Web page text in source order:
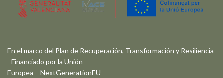
En el marco del Plan de Recuperación, Transformación y Resiliencia
- Financiado por la Unión
Europea – NextGenerationEU